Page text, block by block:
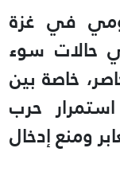
في غزة
حالات سوء
خاصة بين
حرب
ومنع إدخال